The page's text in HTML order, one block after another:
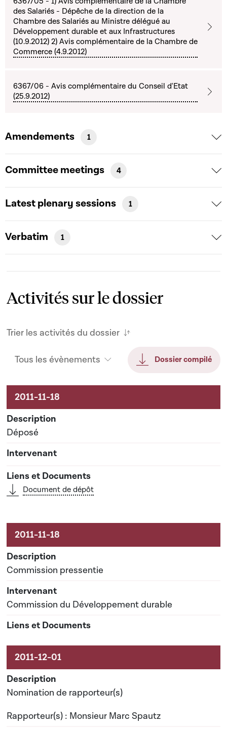
des Salariés - Dépêche de la direction de la
Chambre des Salariés au Ministre délégué au
Développement durable et aux Infrastructures
(10.9.2012) 2) Avis complémentaire de la Chambre de
Commerce (4.9.2012)
6367/06 - Avis complémentaire du Conseil d'Etat
(25.9.2012)
Amendements 1
Committee meetings 4
Latest plenary sessions 1
Verbatim 1
Activités sur le dossier
Trier les activités du dossier
Tous les évènements Dossier compilé
Activités sur le dossier
Déposé
Document de dépôt
Commission pressentie
Commission du Développement durable
Nomination de rapporteur(s)
Rapporteur(s) : Monsieur Marc Spautz